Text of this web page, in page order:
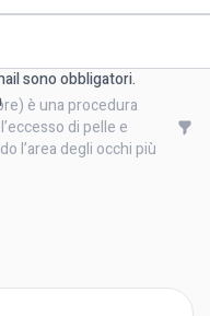
sono obbligatori.
è una procedura
di pelle e
l’area degli occhi più